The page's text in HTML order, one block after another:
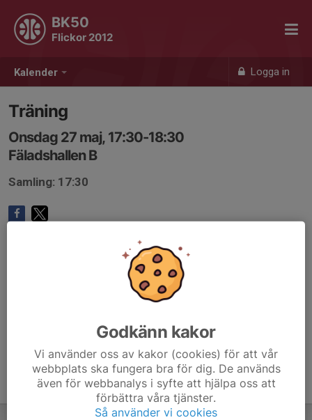
Kalender Logga in
BK50
Flickor 2012
Träning
Onsdag 27 maj, 17:30-18:30
Fäladshallen B
Samling: 17:30
Godkänn kakor
Vi använder oss av kakor (cookies) för att vår
webbplats ska fungera bra för dig. De används
även för webbanalys i syfte att hjälpa oss att
förbättra våra tjänster.
Så använder vi cookies